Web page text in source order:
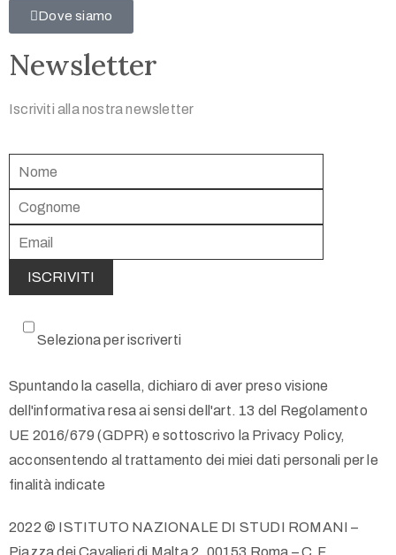
Dove siamo
Newsletter
Iscriviti alla nostra newsletter
Seleziona per iscriverti
Spuntando la casella, dichiaro di aver preso visione
dell'informativa resa ai sensi dell'art. 13 del Regolamento
UE 2016/679 (GDPR) e sottoscrivo la Privacy Policy,
acconsentendo al trattamento dei miei dati personali per le
finalità indicate
2022 © ISTITUTO NAZIONALE DI STUDI ROMANI –
Piazza dei Cavalieri di Malta 2, 00153 Roma – C.F.